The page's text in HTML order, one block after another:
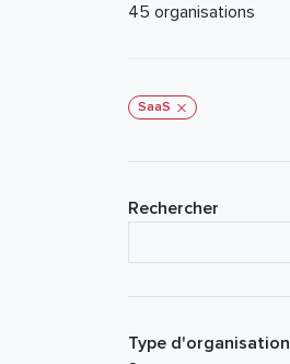
45 organisations
SaaS
Rechercher
Type d'organisation